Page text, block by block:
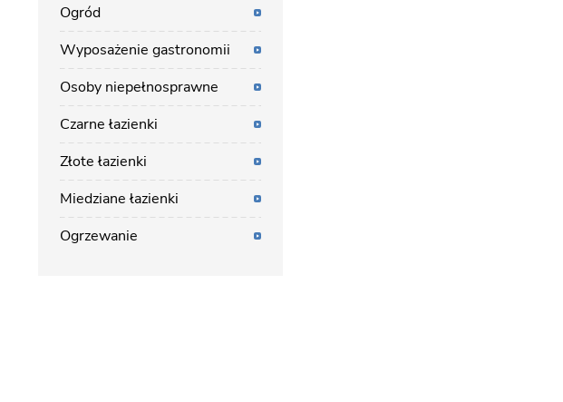
Ogród
Wyposażenie gastronomii
Osoby niepełnosprawne
Czarne łazienki
Złote łazienki
Miedziane łazienki
Ogrzewanie